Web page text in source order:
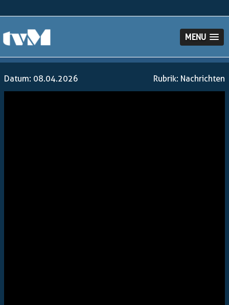
MENU
Datum: 08.04.2026 Rubrik: Nachrichten